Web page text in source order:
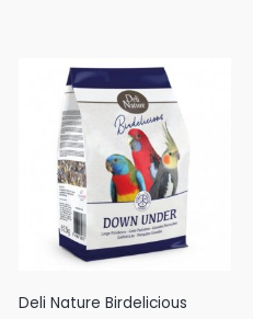
Deli Nature Birdelicious
Rango
precios:
desde
5,99 €
hasta
15,80 €